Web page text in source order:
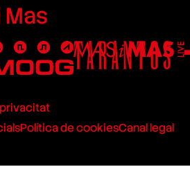
Política de cookiesCanal legal